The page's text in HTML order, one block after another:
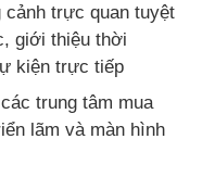
cảnh trực quan tuyệt
giới thiệu thời
kiện trực tiếp
trung tâm mua
lãm và màn hình